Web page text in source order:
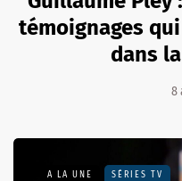
témoignages
dans
8
A LA UNE SÉRIES TV